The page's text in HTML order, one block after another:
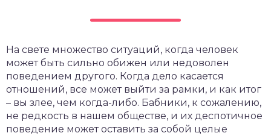
На свете множество ситуаций, когда человек
может быть сильно обижен или недоволен
поведением другого. Когда дело касается
отношений, все может выйти за рамки, и как итог
– вы злее, чем когда-либо. Бабники, к сожалению,
не редкость в нашем обществе, и их деспотичное
поведение может оставить за собой целые